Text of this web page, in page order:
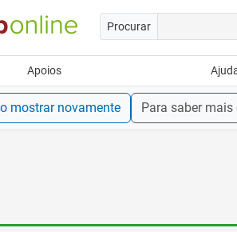
Procurar
Apoios
mostrar novamente Para saber